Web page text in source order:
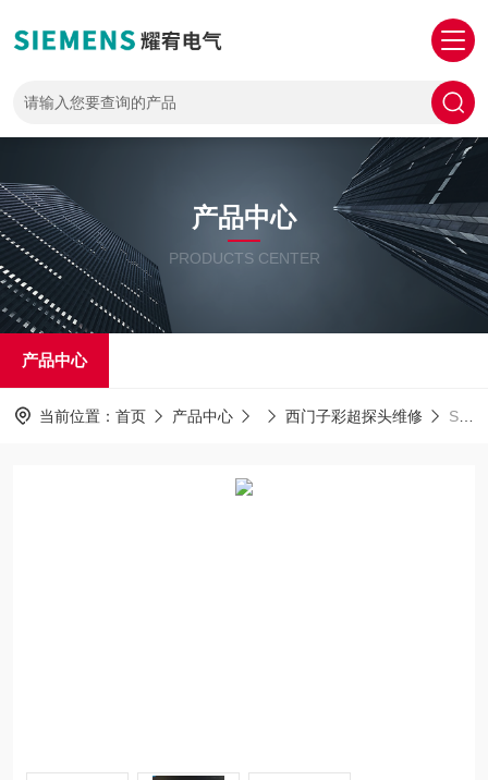
产品中心
PRODUCTS CENTER
产品中心
当前位置： 首页 产品中心 西门子彩超探头维修 SIEMENS修理电话西门子彩超机腹部探头油囊破损漏油更换修理